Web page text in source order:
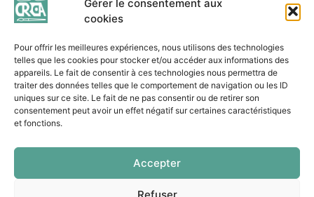
Gérer le consentement aux
cookies
Pour offrir les meilleures expériences, nous utilisons des technologies
telles que les cookies pour stocker et/ou accéder aux informations des
appareils. Le fait de consentir à ces technologies nous permettra de
traiter des données telles que le comportement de navigation ou les ID
uniques sur ce site. Le fait de ne pas consentir ou de retirer son
consentement peut avoir un effet négatif sur certaines caractéristiques
et fonctions.
Accepter
Refuser
Partenaires
Mentions légales
Politique de confidentialité
Politique de cookies (UE)
© crrcoa 2023. Toute reproduction même partielle est interdite.